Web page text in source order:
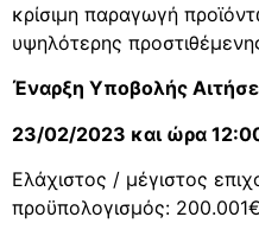
κρίσιμη παραγωγή
υψηλότερης
Έναρξη Υποβολής
23/02/2023 και ώρα
Ελάχιστος / μέγιστος
προϋπολογισμός: